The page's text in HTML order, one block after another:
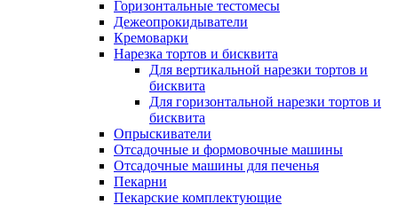
Горизонтальные тестомесы
Дежеопрокидыватели
Кремоварки
Нарезка тортов и бисквита
Для вертикальной нарезки тортов и
бисквита
Для горизонтальной нарезки тортов и
бисквита
Опрыскиватели
Отсадочные и формовочные машины
Отсадочные машины для печенья
Пекарни
Пекарские комплектующие